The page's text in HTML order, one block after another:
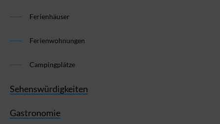
Ferienhäuser
Ferienwohnungen
Campingplätze
Sehenswürdigkeiten
Gastronomie